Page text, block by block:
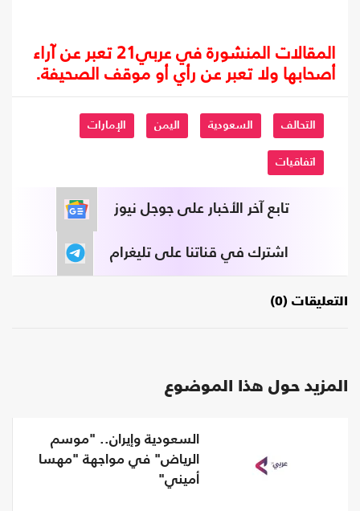
المقالات المنشورة في عربي21 تعبر عن آراء
أصحابها ولا تعبر عن رأي أو موقف الصحيفة.
التحالف السعودية اليمن الإمارات
اتفاقيات
تابع آخر الأخبار على جوجل نيوز
اشترك في قناتنا على تليغرام
التعليقات (0)
المزيد حول هذا الموضوع
السعودية وإيران.. "موسم
الرياض" في مواجهة "مهسا
أميني"